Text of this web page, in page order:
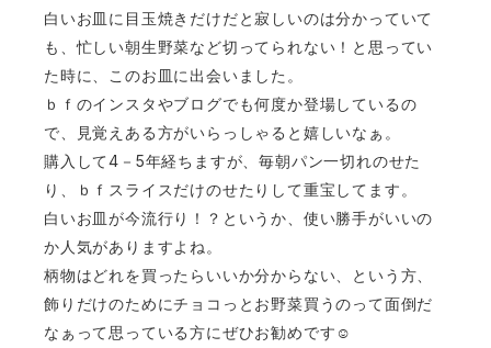
白いお皿に目玉焼きだけだと寂しいのは分かっていて
も、忙しい朝生野菜など切ってられない！と思ってい
た時に、このお皿に出会いました。
ｂｆのインスタやブログでも何度か登場しているの
で、見覚えある方がいらっしゃると嬉しいなぁ。
購入して4 － 5年経ちますが、毎朝パン一切れのせた
り、ｂｆスライスだけのせたりして重宝してます。
白いお皿が今流行り！？というか、使い勝手がいいの
か人気がありますよね。
柄物はどれを買ったらいいか分からない、という方、
飾りだけのためにチョコっとお野菜買うのって面倒だ
なぁって思っている方にぜひお勧めです ☺